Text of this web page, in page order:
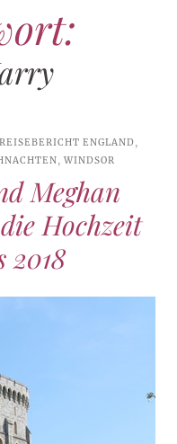
REISEBERICHT ENGLAND,
,WINDSOR
Meghan
Hochzeit
2018